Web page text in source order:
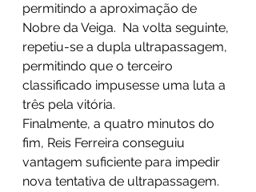
permitindo a aproximação de
Nobre da Veiga.  Na volta seguinte,
repetiu-se a dupla ultrapassagem,
permitindo que o terceiro
classificado impusesse uma luta a
três pela vitória.
Finalmente, a quatro minutos do
fim, Reis Ferreira conseguiu
vantagem suficiente para impedir
nova tentativa de ultrapassagem.